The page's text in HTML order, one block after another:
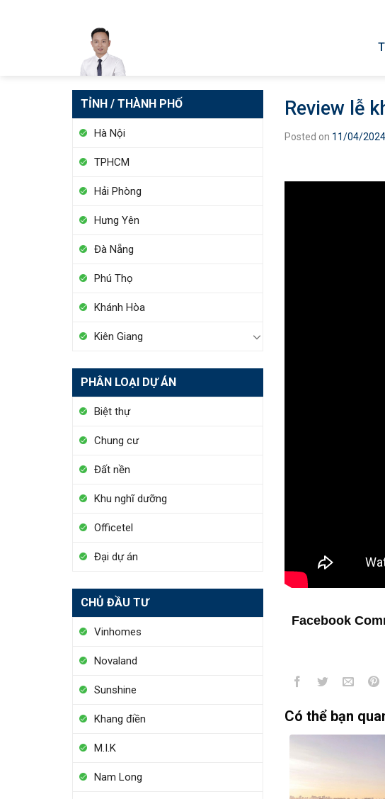
TỈNH / THÀNH PHỐ
Hà Nội
TPHCM
Hải Phòng
Hưng Yên
Đà Nẵng
Phú Thọ
Khánh Hòa
Kiên Giang
PHÂN LOẠI DỰ ÁN
Biệt thự
Chung cư
Đất nền
Khu nghĩ dưỡng
Officetel
Đại dự án
CHỦ ĐẦU TƯ
Vinhomes
Novaland
Sunshine
Khang điền
M.I.K
Nam Long
Review lễ
Posted on 11/04/2024
Facebook
Có thể bạn